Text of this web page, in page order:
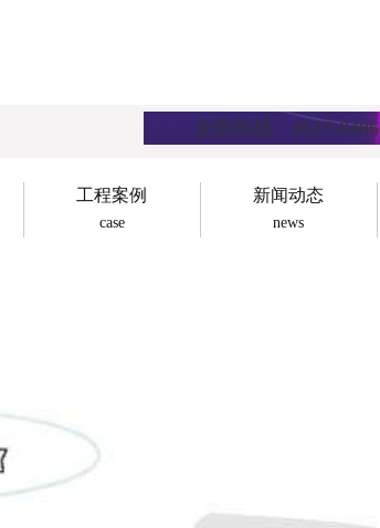
全国热线：0527-
工程案例
case
新闻动态
news